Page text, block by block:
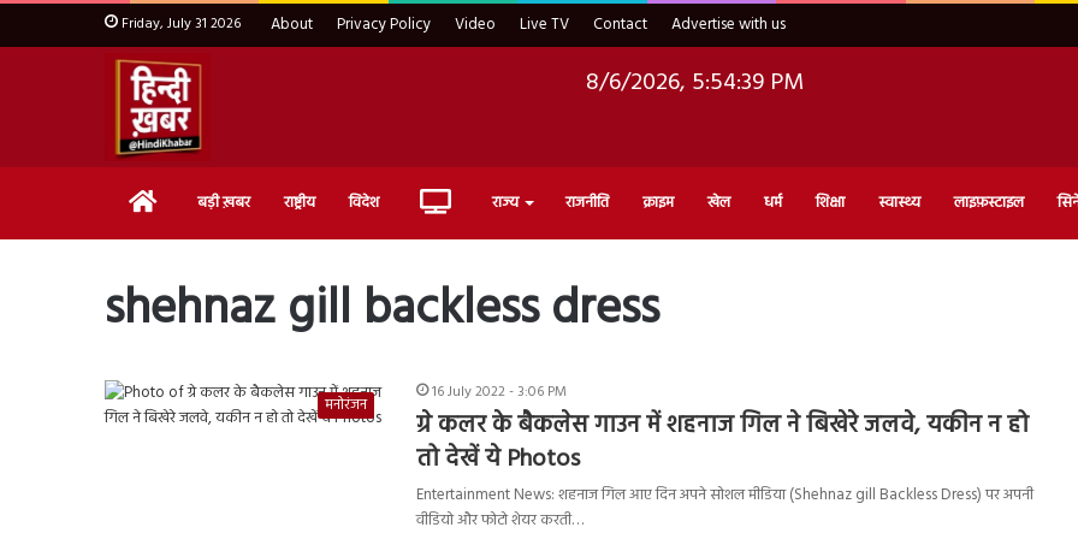
Friday, July 31 2026 About Privacy Policy Video Live TV Contact Advertise with us
8/6/2026, 5:54:40 PM
Home बड़ी ख़बर राष्ट्रीय विदेश Live राज्य राजनीति क्राइम खेल धर्म शिक्षा स्वास्थ्य लाइफ़स्टाइल
shehnaz gill backless dress
मनोरंजन
16 July 2022 - 3:06 PM
ग्रे कलर के बैकलेस गाउन में शहनाज गिल ने बिखेरे जलवे, यकीन न हो
तो देखें ये Photos
Entertainment News: शहनाज गिल आए दिन अपने सोशल मीडिया (Shehnaz gill Backless Dress) पर अपनी
वीडियो और फोटो शेयर करती…